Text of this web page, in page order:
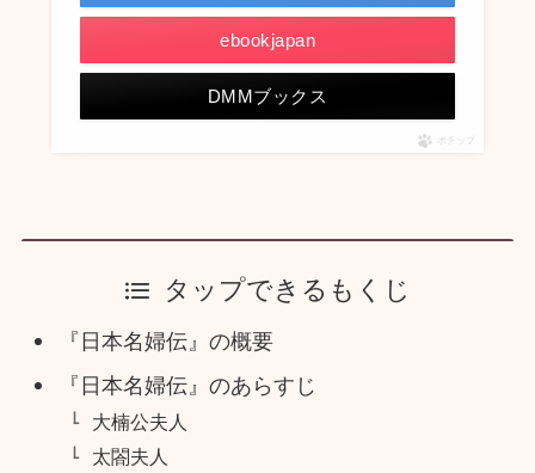
ebookjapan
DMMブックス
ポチップ
タップできるもくじ
『日本名婦伝』の概要
『日本名婦伝』のあらすじ
大楠公夫人
太閤夫人